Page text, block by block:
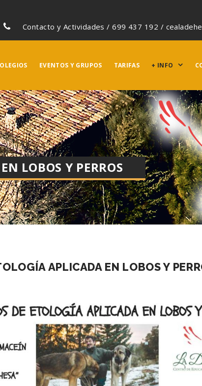
Contacto y Actividades / 699 437 192 /
EVENTOS Y GRUPOS TARIFAS + INFO
LOBOS Y PERROS
APLICADA EN LOBOS Y